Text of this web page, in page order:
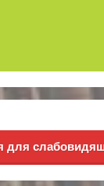
для